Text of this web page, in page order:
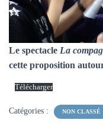
Le spectacle La
cette proposition
Télécharger
Catégories : NON CLASSÉ